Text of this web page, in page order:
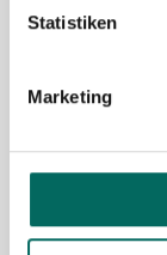
Statistiken
Marketing
Gerne